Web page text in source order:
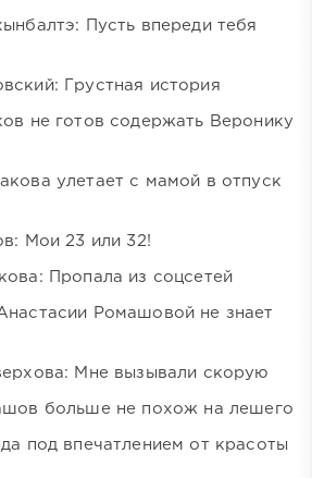
Пусть впереди тебя
Грустная история
не готов содержать Веронику
улетает с мамой в отпуск
Мои 23 или 32!
Пропала из соцсетей
Ромашовой не знает
Мне вызывали скорую
больше не похож на лешего
под впечатлением от красоты